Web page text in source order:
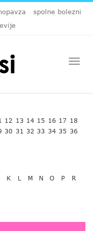
spolne bolezni
12 13 14 15 16 17 18
30 31 32 33 34 35 36
K L M N O P
R